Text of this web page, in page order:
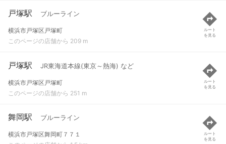
戸塚駅 ブルーライン
横浜市戸塚区戸塚町
このページの店舗から 209 m
ルート
を見る
戸塚駅 JR東海道本線(東京～熱海) など
横浜市戸塚区戸塚町
このページの店舗から 251 m
ルート
を見る
舞岡駅 ブルーライン
横浜市戸塚区舞岡町７７１
ルート
を見る